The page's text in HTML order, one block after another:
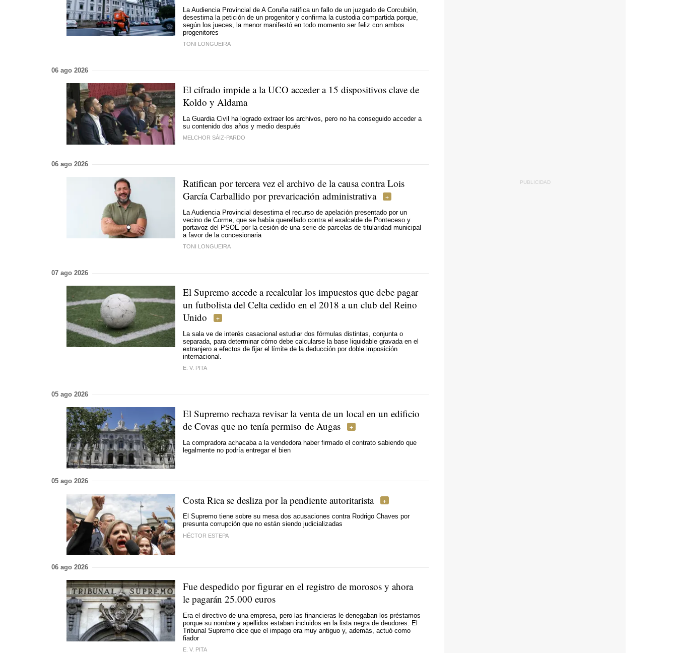
La Audiencia Provincial de A Coruña ratifica un fallo de un juzgado de Corcubión,
desestima la petición de un progenitor y confirma la custodia compartida porque,
según los jueces, la menor manifestó en todo momento ser feliz con ambos
progenitores
TONI LONGUEIRA
06 ago 2026
El cifrado impide a la UCO acceder a 15 dispositivos clave de
Koldo y Aldama
La Guardia Civil ha logrado extraer los archivos, pero no ha conseguido acceder a
su contenido dos años y medio después
MELCHOR SÁIZ-PARDO
06 ago 2026
Ratifican por tercera vez el archivo de la causa contra Lois
García Carballido por prevaricación administrativa
La Audiencia Provincial desestima el recurso de apelación presentado por un
vecino de Corme, que se había querellado contra el exalcalde de Ponteceso y
portavoz del PSOE por la cesión de una serie de parcelas de titularidad municipal
a favor de la concesionaria
TONI LONGUEIRA
07 ago 2026
El Supremo accede a recalcular los impuestos que debe pagar
un futbolista del Celta cedido en el 2018 a un club del Reino
Unido
La sala ve de interés casacional estudiar dos fórmulas distintas, conjunta o
separada, para determinar cómo debe calcularse la base liquidable gravada en el
extranjero a efectos de fijar el límite de la deducción por doble imposición
internacional.
E. V. PITA
05 ago 2026
El Supremo rechaza revisar la venta de un local en un edificio
de Covas que no tenía permiso de Augas
La compradora achacaba a la vendedora haber firmado el contrato sabiendo que
legalmente no podría entregar el bien
05 ago 2026
Costa Rica se desliza por la pendiente autoritarista
El Supremo tiene sobre su mesa dos acusaciones contra Rodrigo Chaves por
presunta corrupción que no están siendo judicializadas
HÉCTOR ESTEPA
06 ago 2026
Fue despedido por figurar en el registro de morosos y ahora
le pagarán 25.000 euros
Era el directivo de una empresa, pero las financieras le denegaban los préstamos
porque su nombre y apellidos estaban incluidos en la lista negra de deudores. El
Tribunal Supremo dice que el impago era muy antiguo y, además, actuó como
fiador
E. V. PITA